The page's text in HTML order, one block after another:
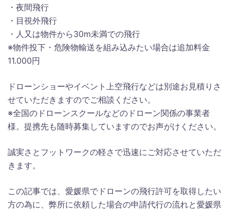
・夜間飛行
・目視外飛行
・人又は物件から30m未満での飛行
※物件投下・危険物輸送を組み込みたい場合は追加料金
11.000円
ドローンショーやイベント上空飛行などは別途お見積りさ
せていただきますのでご相談ください。
※全国のドローンスクールなどのドローン関係の事業者
様。提携先も随時募集していますのでお声がけください。
誠実さとフットワークの軽さで迅速にご対応させていただ
きます。
この記事では、愛媛県でドローンの飛行許可を取得したい
方の為に、弊所に依頼した場合の申請代行の流れと愛媛県